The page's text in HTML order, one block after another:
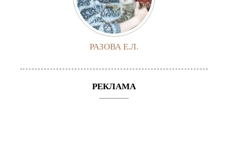
РАЗОВА Е.Л.
РЕКЛАМА